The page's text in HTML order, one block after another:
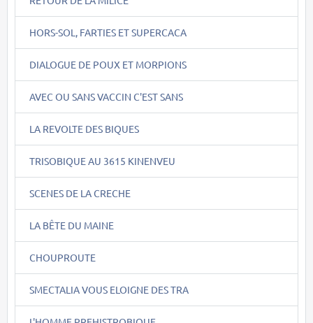
HORS-SOL, FARTIES ET SUPERCACA
DIALOGUE DE POUX ET MORPIONS
AVEC OU SANS VACCIN C'EST SANS
LA REVOLTE DES BIQUES
TRISOBIQUE AU 3615 KINENVEU
SCENES DE LA CRECHE
LA BÊTE DU MAINE
CHOUPROUTE
SMECTALIA VOUS ELOIGNE DES TRA